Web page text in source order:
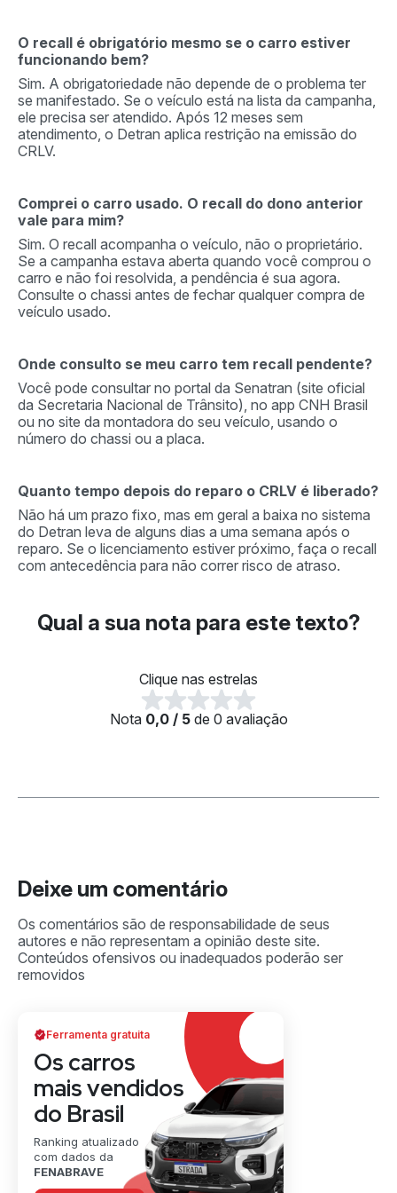
O recall é obrigatório mesmo se o carro estiver
funcionando bem?
Sim. A obrigatoriedade não depende de o problema ter
se manifestado. Se o veículo está na lista da campanha,
ele precisa ser atendido. Após 12 meses sem
atendimento, o Detran aplica restrição na emissão do
CRLV.
Comprei o carro usado. O recall do dono anterior
vale para mim?
Sim. O recall acompanha o veículo, não o proprietário.
Se a campanha estava aberta quando você comprou o
carro e não foi resolvida, a pendência é sua agora.
Consulte o chassi antes de fechar qualquer compra de
veículo usado.
Onde consulto se meu carro tem recall pendente?
Você pode consultar no portal da Senatran (site oficial
da Secretaria Nacional de Trânsito), no app CNH Brasil
ou no site da montadora do seu veículo, usando o
número do chassi ou a placa.
Quanto tempo depois do reparo o CRLV é liberado?
Não há um prazo fixo, mas em geral a baixa no sistema
do Detran leva de alguns dias a uma semana após o
reparo. Se o licenciamento estiver próximo, faça o recall
com antecedência para não correr risco de atraso.
Qual a sua nota para este texto?
Clique nas estrelas
Nota 0,0 / 5de 0 avaliação
Deixe um comentário
Ferramenta gratuita
Os carros
mais vendidos
do Brasil
Ranking atualizado
com dados da
FENABRAVE